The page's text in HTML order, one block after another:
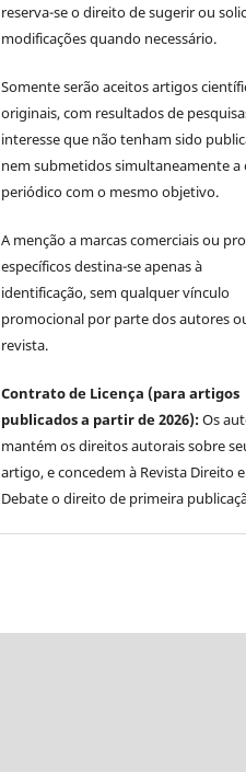
reserva-se o direito de sugerir ou
modificações quando necessário.
Somente serão aceitos artigos
originais, com resultados de
interesse que não tenham sido
nem submetidos simultaneamente
periódico com o mesmo objetivo.
A menção a marcas comerciais ou
específicos destina-se apenas à
identificação, sem qualquer vínculo
promocional por parte dos autores
revista.
Contrato de Licença (para artigos
publicados a partir de 2026):Os
mantém os direitos autorais sobre
artigo, e concedem à Revista Direito
Debate o direito de primeira